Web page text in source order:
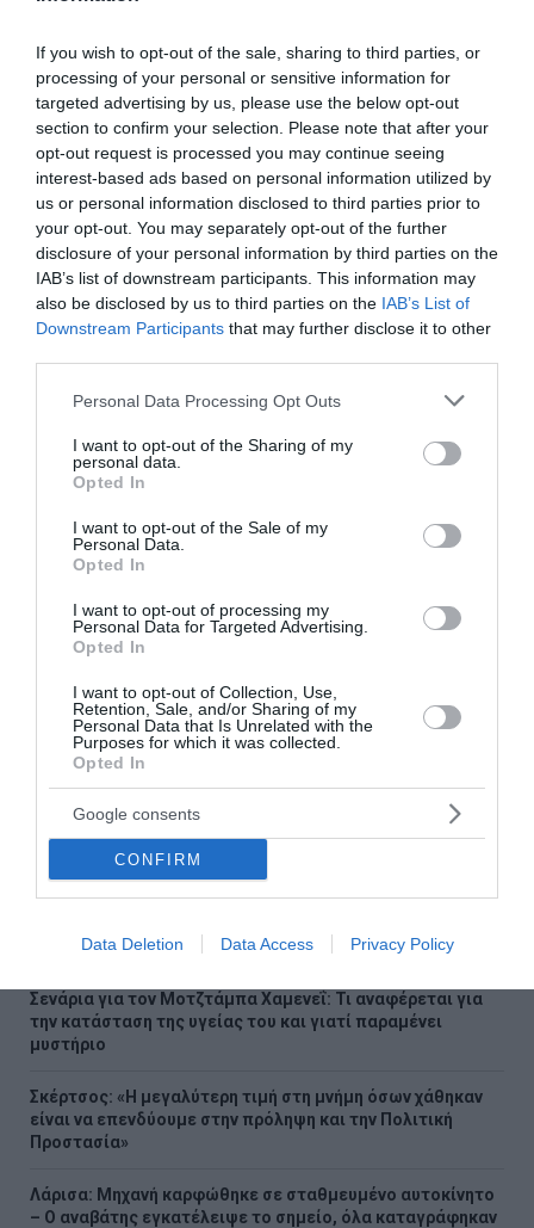
If you wish to opt-out of the sale, sharing to third parties, or
processing of your personal or sensitive information for
targeted advertising by us, please use the below opt-out
section to confirm your selection. Please note that after your
opt-out request is processed you may continue seeing
interest-based ads based on personal information utilized by
us or personal information disclosed to third parties prior to
your opt-out. You may separately opt-out of the further
disclosure of your personal information by third parties on the
IAB’s list of downstream participants. This information may
also be disclosed by us to third parties on the IAB’s List of
Downstream Participants that may further disclose it to other
Please note that this website/app uses one or more Google
not limited to your visit or usage behaviour. You may click to
grant or deny consent to Google and its third-party tags to
use your data for below specified purposes in below Google
consent section.
Personal Data Processing Opt Outs
I want to opt-out of the Sharing of my
personal data.
Opted In
I want to opt-out of the Sale of my
Personal Data.
Opted In
I want to opt-out of processing my
Personal Data for Targeted Advertising.
Opted In
I want to opt-out of Collection, Use,
Retention, Sale, and/or Sharing of my
Personal Data that Is Unrelated with the
Purposes for which it was collected.
Opted In
Google consents
CONFIRM
Data Deletion Data Access Privacy Policy
και για την απόκτηση μαχητικών Gripen.
Αφγανιστάν: Ο «μεσαίωνας» των Ταλιμπάν
συνεχίζεται - Οι ΗΠΑ έδωσαν ελπίδα στους
φονταμεταλιστές
Βερολίνο: Οικονομική βοήθεια ύψους 5
δισεκατομμυρίων ευρώ ετησίως προς την
Ουκρανία
Τουρκία: Ο Μπαχτσελί αντέγραψε τον Κεμάλ με
στρατιωτικές μπότες και έγραψε: «Η Κύπρος
είναι τουρκική»
Ακολουθήστε το Lykavitos.gr
και μάθετε πρώτοι όλες τις
ειδήσεις
Ροή ειδήσεων
Διαβάστε στο «Καρφί»
Φωτιές στο Στεφάνι Κορινθίας και στο Μονοπήγαδο
Θεσσαλονίκης – Ήχησε το 112
Μελίδης: «Ο ΣΥΡΙΖΑ είναι εδώ με το Πρόγραμμα, τις Αρχές
κολυμπούσε – Τι είπε ο ναυαγοσώστης που την έσωσε
που τραυματίστηκε σε δύσβατο σημείο
Σενάρια για τον Μοτζτάμπα Χαμενεΐ: Τι αναφέρεται για
την κατάσταση της υγείας του και γιατί παραμένει
μυστήριο
Σκέρτσος: «Η μεγαλύτερη τιμή στη μνήμη όσων χάθηκαν
είναι να επενδύουμε στην πρόληψη και την Πολιτική
Προστασία»
Λάρισα: Μηχανή καρφώθηκε σε σταθμευμένο αυτοκίνητο
– Ο αναβάτης εγκατέλειψε το σημείο, όλα καταγράφηκαν